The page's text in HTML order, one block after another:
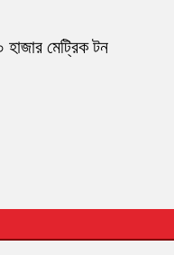
মেট্রিক টন